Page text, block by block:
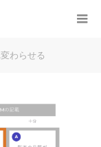
わらせる